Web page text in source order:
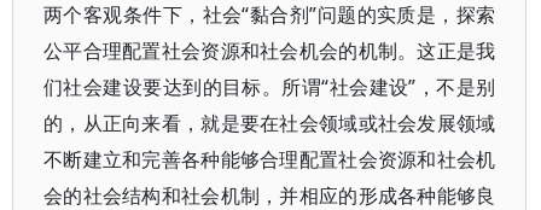
两个客观条件下，社会“黏合剂”问题的实质是，探索
公平合理配置社会资源和社会机会的机制。这正是我
们社会建设要达到的目标。所谓“社会建设”，不是别
的，从正向来看，就是要在社会领域或社会发展领域
不断建立和完善各种能够合理配置社会资源和社会机
会的社会结构和社会机制，并相应的形成各种能够良